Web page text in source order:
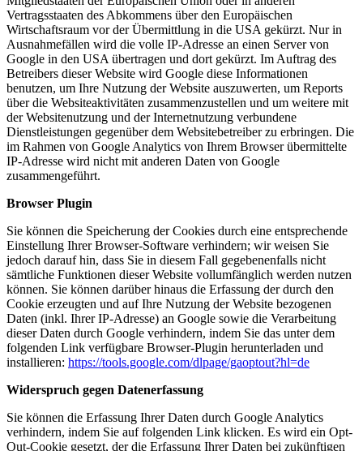
Vertragsstaaten des Abkommens über den Europäischen
Wirtschaftsraum vor der Übermittlung in die USA gekürzt. Nur in
Ausnahmefällen wird die volle IP-Adresse an einen Server von
Google in den USA übertragen und dort gekürzt. Im Auftrag des
Betreibers dieser Website wird Google diese Informationen
benutzen, um Ihre Nutzung der Website auszuwerten, um Reports
über die Websiteaktivitäten zusammenzustellen und um weitere mit
der Websitenutzung und der Internetnutzung verbundene
Dienstleistungen gegenüber dem Websitebetreiber zu erbringen. Die
im Rahmen von Google Analytics von Ihrem Browser übermittelte
IP-Adresse wird nicht mit anderen Daten von Google
zusammengeführt.
Browser Plugin
Sie können die Speicherung der Cookies durch eine entsprechende
Einstellung Ihrer Browser-Software verhindern; wir weisen Sie
jedoch darauf hin, dass Sie in diesem Fall gegebenenfalls nicht
sämtliche Funktionen dieser Website vollumfänglich werden nutzen
können. Sie können darüber hinaus die Erfassung der durch den
Cookie erzeugten und auf Ihre Nutzung der Website bezogenen
Daten (inkl. Ihrer IP-Adresse) an Google sowie die Verarbeitung
dieser Daten durch Google verhindern, indem Sie das unter dem
folgenden Link verfügbare Browser-Plugin herunterladen und
installieren: https://tools.google.com/dlpage/gaoptout?hl=de
Widerspruch gegen Datenerfassung
Sie können die Erfassung Ihrer Daten durch Google Analytics
verhindern, indem Sie auf folgenden Link klicken. Es wird ein Opt-
Out-Cookie gesetzt, der die Erfassung Ihrer Daten bei zukünftigen